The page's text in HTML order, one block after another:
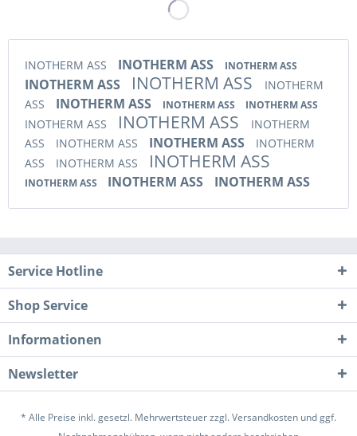
INOTHERM ASS INOTHERM ASS INOTHERM ASS
INOTHERM ASS INOTHERM ASS
INOTHERM
ASS
INOTHERM ASS INOTHERM ASS INOTHERM ASS
INOTHERM ASS INOTHERM ASS
INOTHERM
ASS
INOTHERM ASS INOTHERM ASS
INOTHERM
ASS
INOTHERM ASS INOTHERM ASS
INOTHERM ASS INOTHERM ASS INOTHERM ASS
Service Hotline
Shop Service
Informationen
Newsletter
* Alle Preise inkl. gesetzl. Mehrwertsteuer zzgl.Versandkosten und ggf.